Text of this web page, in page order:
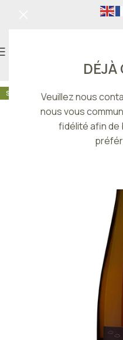
DÉJÀ
Veuillez nous
nous vous
fidélité afin
SEC